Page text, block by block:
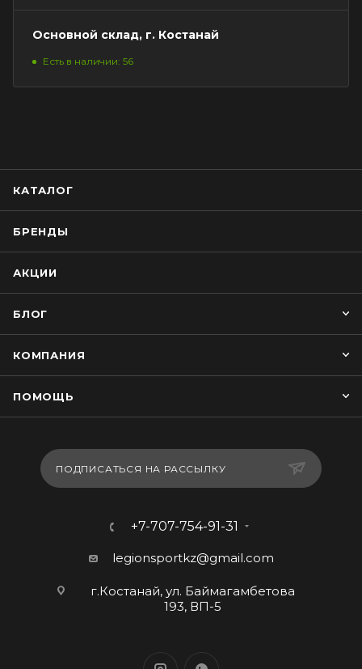
Основной склад, г. Костанай
Есть в наличии: 56
КАТАЛОГ
БРЕНДЫ
АКЦИИ
БЛОГ
КОМПАНИЯ
ПОМОЩЬ
ПОДПИСАТЬСЯ НА РАССЫЛКУ
+7-707-754-91-31
legionsportkz@gmail.com
г.Костанай, ул. Баймагамбетова
193, ВП-5